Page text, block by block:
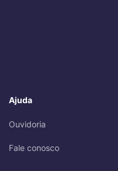
Ajuda
Ouvidoria
Fale conosco